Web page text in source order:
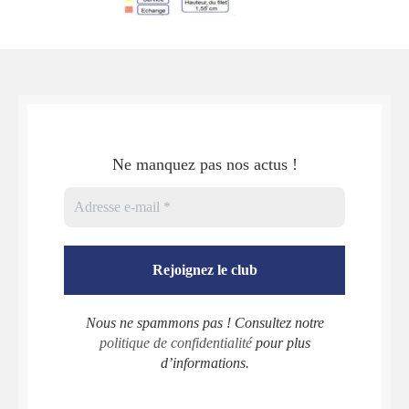
Ne manquez pas nos actus !
Nous ne spammons pas ! Consultez notre
politique de confidentialitépour plus
d’informations.